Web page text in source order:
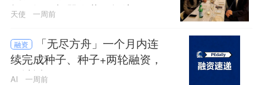
投、智元机器人共同押注
天使 一周前
融资
「无尽方舟」一个月内连
续完成种子、种子+两轮融资，
累计近亿元
AI 一周前